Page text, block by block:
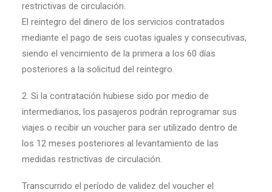
restrictivas de circulación.
El reintegro del dinero de los servicios contratados
mediante el pago de seis cuotas iguales y consecutivas,
siendo el vencimiento de la primera a los 60 días
posteriores a la solicitud del reintegro.
2. Si la contratación hubiese sido por medio de
intermediarios, los pasajeros podrán reprogramar sus
viajes o recibir un voucher para ser utilizado dentro de
los 12 meses posteriores al levantamiento de las
medidas restrictivas de circulación.
Transcurrido el período de validez del voucher el